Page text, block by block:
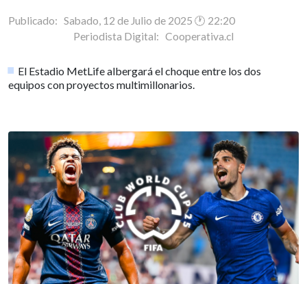
Publicado: Sabado, 12 de Julio de 2025 🕐 22:20
Periodista Digital: Cooperativa.cl
El Estadio MetLife albergará el choque entre los dos
equipos con proyectos multimillonarios.